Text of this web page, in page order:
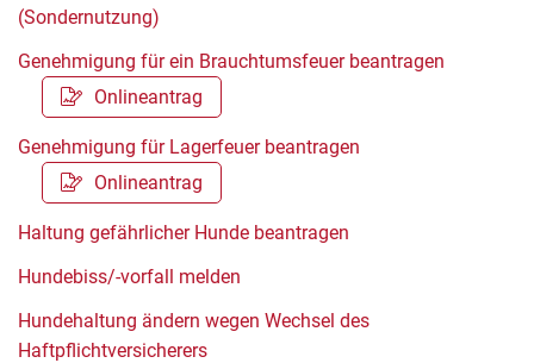
(Sondernutzung)
Genehmigung für ein Brauchtumsfeuer beantragen
Onlineantrag
Genehmigung für Lagerfeuer beantragen
Onlineantrag
Haltung gefährlicher Hunde beantragen
Hundebiss/-vorfall melden
Hundehaltung ändern wegen Wechsel des
Haftpflichtversicherers